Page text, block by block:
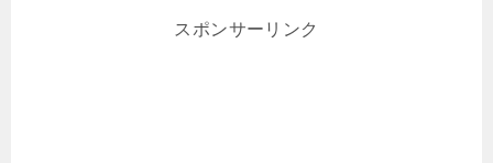
スポンサーリンク